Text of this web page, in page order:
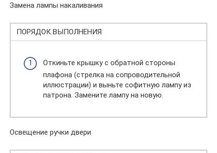
Замена лампы накаливания
ПОРЯДОК ВЫПОЛНЕНИЯ
Откиньте крышку с обратной стороны
плафона (стрелка на сопроводительной
иллюстрации) и выньте софитную лампу из
патрона. Замените лампу на новую.
Освещение ручки двери